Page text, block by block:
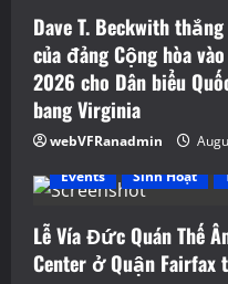
Dave T. Beckwith
của đảng Cộng hòa
2026 cho Dân biểu
bang Virginia
webVFRanadmin
Events
Sinh Hoạt
Lễ Vía Đức Quán Thế
Center ở Quận Fairfax